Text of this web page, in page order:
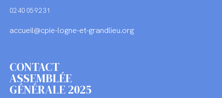
02 40 05 92 31
accueil@cpie-logne-et-grandlieu.org
CONTACT
ASSEMBLÉE
GÉNÉRALE 2025